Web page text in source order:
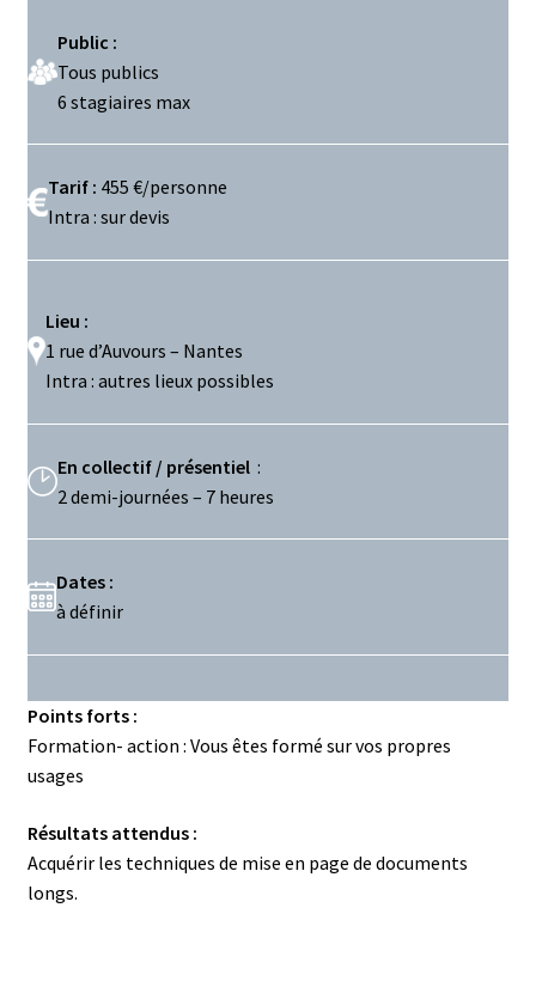
Public :
Tous publics
6 stagiaires max
Tarif : 455 €/personne
Intra : sur devis
Lieu :
1 rue d’Auvours – Nantes
Intra : autres lieux possibles
En collectif / présentiel :
2 demi-journées – 7 heures
Dates :
à définir
Points forts :
Formation- action : Vous êtes formé sur vos propres
usages
Résultats attendus :
Acquérir les techniques de mise en page de documents
longs.